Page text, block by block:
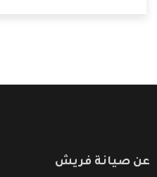
عن صيانة فريش